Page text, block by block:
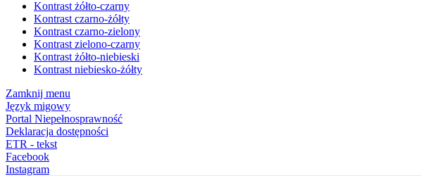
Kontrast żółto-czarny
Kontrast czarno-żółty
Kontrast czarno-zielony
Kontrast zielono-czarny
Kontrast żółto-niebieski
Kontrast niebiesko-żółty
Zamknij menu
Język migowy
Portal Niepełnosprawność
Deklaracja dostępności
ETR - tekst
Facebook
Instagram